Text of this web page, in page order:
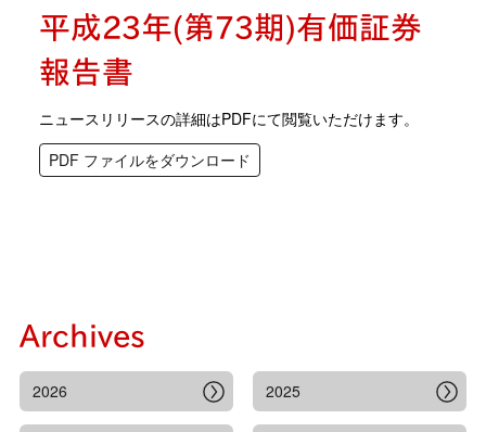
平成23年(第73期)有価証券
報告書
ニュースリリースの詳細はPDFにて閲覧いただけます。
PDF ファイルをダウンロード
Archives
2026 2025